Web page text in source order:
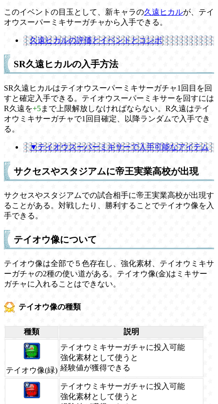
このイベントの目玉として、新キャラの久遠ヒカルが、テイ
オウスーパーミキサーガチャから入手できる。
久遠ヒカルの評価とイベントとコンボ
SR久遠ヒカルの入手方法
SR久遠ヒカルはテイオウスーパーミキサーガチャ1回目を回
すと確定入手できる。テイオウスーパーミキサーを回すには
R久遠を+5まで上限解放しなければならない。R久遠はテイ
オウミキサーガチャで1回目確定、以降ランダムで入手でき
る。
▼テイオウスーパーミキサーで入手可能なアイテム
サクセスやスタジアムに帝王実業高校が出現
サクセスやスタジアムでの試合相手に帝王実業高校が出現す
ることがある。対戦したり、勝利することでテイオウ像を入
手できる。
テイオウ像について
テイオウ像は全部で５色存在し、強化素材、テイオウミキサ
ーガチャの2種の使い道がある。テイオウ像(金)はミキサー
ガチャに入れることはできない。
テイオウ像の種類
種類 説明
テイオウ像(緑)
テイオウミキサーガチャに投入可能
強化素材として使うと
経験値が獲得できる
テイオウミキサーガチャに投入可能
強化素材として使うと